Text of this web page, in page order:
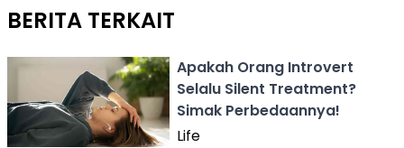
BERITA TERKAIT
Apakah Orang Introvert
Selalu Silent Treatment?
Simak Perbedaannya!
Life